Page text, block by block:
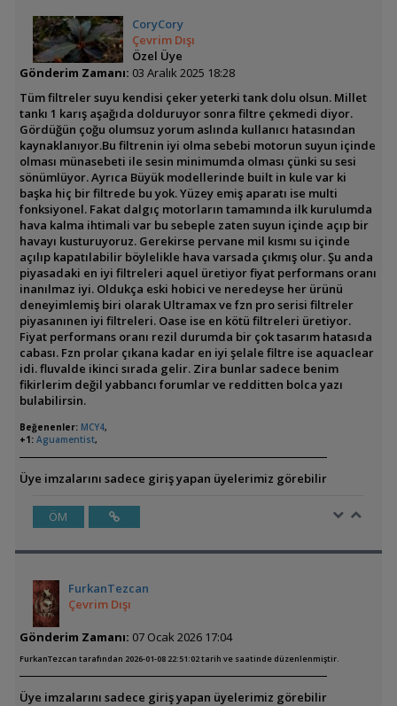
CoryCory
Çevrim Dışı
Özel Üye
Gönderim Zamanı: 03 Aralık 2025 18:28
Tüm filtreler suyu kendisi çeker yeterki tank dolu olsun. Millet
tankı 1 karış aşağıda dolduruyor sonra filtre çekmedi diyor.
Gördüğün çoğu olumsuz yorum aslında kullanıcı hatasından
kaynaklanıyor.Bu filtrenin iyi olma sebebi motorun suyun içinde
olması münasebeti ile sesin minimumda olması çünki su sesi
sönümlüyor. Ayrıca Büyük modellerinde built in kule var ki
başka hiç bir filtrede bu yok. Yüzey emiş aparatı ise multi
fonksiyonel. Fakat dalgıç motorların tamamında ilk kurulumda
hava kalma ihtimali var bu sebeple zaten suyun içinde açıp bir
havayı kusturuyoruz. Gerekirse pervane mil kısmı su içinde
açılıp kapatılabilir böylelikle hava varsada çıkmış olur. Şu anda
piyasadaki en iyi filtreleri aquel üretiyor fiyat performans oranı
inanılmaz iyi. Oldukça eski hobici ve neredeyse her ürünü
deneyimlemiş biri olarak Ultramax ve fzn pro serisi filtreler
piyasanınen iyi filtreleri. Oase ise en kötü filtreleri üretiyor.
Fiyat performans oranı rezil durumda bir çok tasarım hatasıda
cabası. Fzn prolar çıkana kadar en iyi şelale filtre ise aquaclear
idi. fluvalde ikinci sırada gelir. Zira bunlar sadece benim
fikirlerim değil yabbancı forumlar ve redditten bolca yazı
bulabilirsin.
Beğenenler: MCY4,
+1: Aguamentist,
Üye imzalarını sadece giriş yapan üyelerimiz görebilir
ÖM
FurkanTezcan
Çevrim Dışı
Gönderim Zamanı: 07 Ocak 2026 17:04
FurkanTezcan tarafından 2026-01-08 22:51:02 tarih ve saatinde düzenlenmiştir.
Üye imzalarını sadece giriş yapan üyelerimiz görebilir